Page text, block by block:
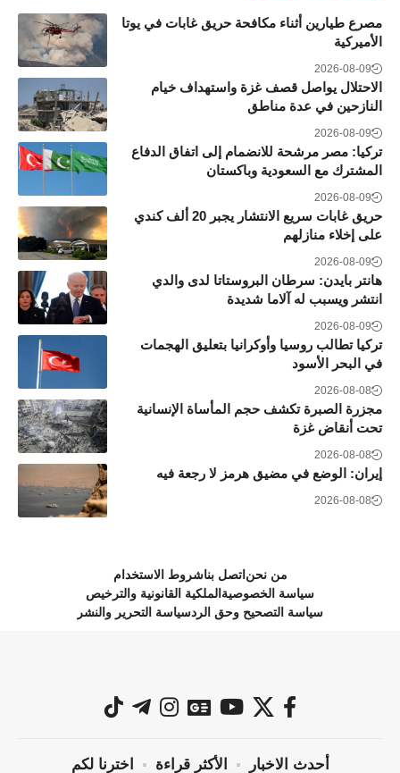
مصرع طيارين أثناء مكافحة حريق غابات في يوتا
الأميركية
2026-08-09
الاحتلال يواصل قصف غزة واستهداف خيام
النازحين في عدة مناطق
2026-08-09
تركيا: مصر مرشحة للانضمام إلى اتفاق الدفاع
المشترك مع السعودية وباكستان
2026-08-09
حريق غابات سريع الانتشار يجبر 20 ألف كندي
على إخلاء منازلهم
2026-08-09
هانتر بايدن: سرطان البروستاتا لدى والدي
انتشر ويسبب له آلاما شديدة
2026-08-09
تركيا تطالب روسيا وأوكرانيا بتعليق الهجمات
في البحر الأسود
2026-08-08
مجزرة الصبرة تكشف حجم المأساة الإنسانية
تحت أنقاض غزة
2026-08-08
إيران: الوضع في مضيق هرمز لا رجعة فيه
2026-08-08
من نحن اتصل بناشروط الاستخدام
سياسة الخصوصية الملكية القانونية والترخيص
سياسة التصحيح وحق الردسياسة التحرير والنشر
أحدث الاخبار الأكثر قراءة اخترنا لكم